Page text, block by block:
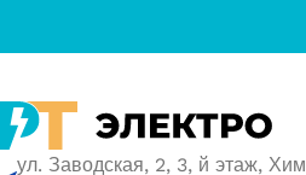
ул. Заводская, 2, 3, й этаж,